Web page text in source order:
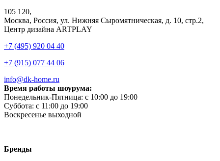
105 120,
Москва, Россия, ул. Нижняя Сыромятническая, д. 10, стр.2,
Центр дизайна ARTPLAY
+7 (495) 920 04 40
+7 (915) 077 44 06
info@dk-home.ru
Время работы шоурума:
Понедельник-Пятница: c 10:00 до 19:00
Суббота: c 11:00 до 19:00
Воскресенье выходной
Бренды